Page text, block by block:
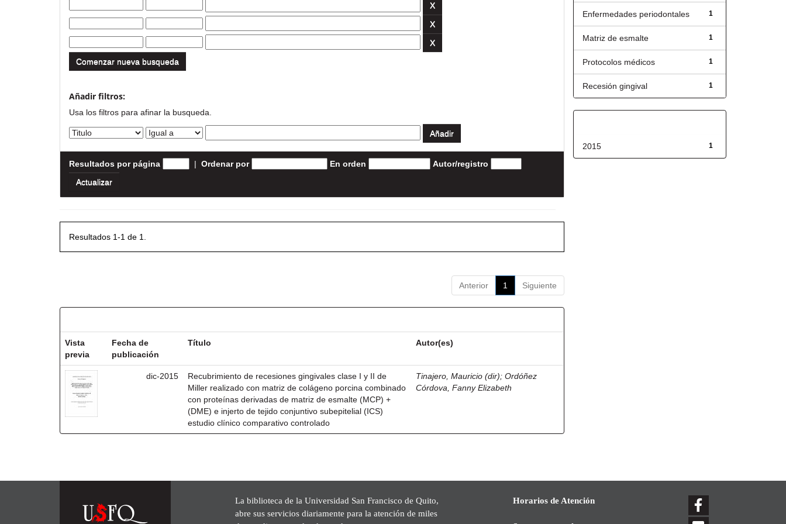
Comenzar nueva busqueda
Añadir filtros:
Usa los filtros para afinar la busqueda.
Resultados por página | Ordenar por En orden Autor/registro
Resultados 1-1 de 1.
Anterior 1 Siguiente
Vista
previa
Fecha de
publicación
Título Autor(es)
dic-2015
Recubrimiento de recesiones gingivales clase I y II de
Miller realizado con matriz de colágeno porcina combinado
con proteínas derivadas de matriz de esmalte (MCP) +
(DME) e injerto de tejido conjuntivo subepitelial (ICS)
estudio clínico comparativo controlado
Tinajero, Mauricio (dir);Ordóñez
Córdova, Fanny Elizabeth
1
Enfermedades periodontales
1
Matriz de esmalte
1
Protocolos médicos
1
Recesión gingival
1
2015
La biblioteca de la Universidad San Francisco de Quito,
abre sus servicios diariamente para la atención de miles
Horarios de Atención